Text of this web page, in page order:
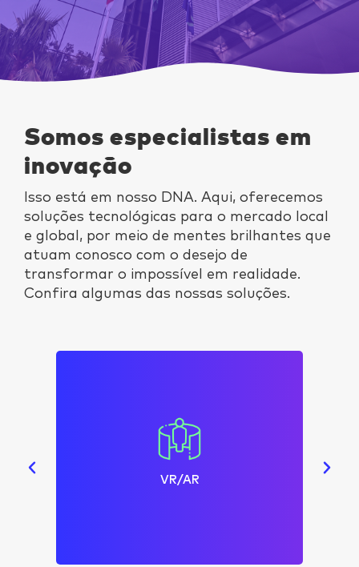
Somos especialistas em
inovação
Isso está em nosso DNA. Aqui, oferecemos
soluções tecnológicas para o mercado local
e global, por meio de mentes brilhantes que
atuam conosco com o desejo de
transformar o impossível em realidade.
Confira algumas das nossas soluções.
VR/AR